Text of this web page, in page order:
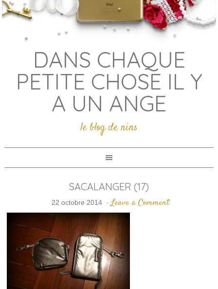
DANS CHAQUE
PETITE CHOSE IL Y
A UN ANGE
le blog de nins
SACALANGER (17)
22 octobre 2014 · Leave a Comment